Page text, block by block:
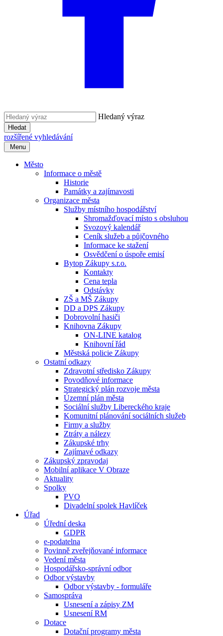
Hledaný výraz
Hledat
rozšířené vyhledávání
Menu
Město
Informace o městě
Historie
Památky a zajímavosti
Organizace města
Služby místního hospodářství
Shromažďovací místo s obsluhou
Svozový kalendář
Ceník služeb a půjčovného
Informace ke stažení
Osvědčení o úspoře emisí
Bytop Zákupy s.r.o.
Kontakty
Cena tepla
Odstávky
ZŠ a MŠ Zákupy
DD a DPS Zákupy
Dobrovolní hasiči
Knihovna Zákupy
ON-LINE katalog
Knihovní řád
Městská policie Zákupy
Ostatní odkazy
Zdravotní středisko Zákupy
Povodňové informace
Strategický plán rozvoje města
Územní plán města
Sociální služby Libereckého kraje
Komunitní plánování sociálních služeb
Firmy a služby
Ztráty a nálezy
Zákupské trhy
Zajímavé odkazy
Zákupský zpravodaj
Mobilní aplikace V Obraze
Aktuality
Spolky
PVO
Divadelní spolek Havlíček
Úřad
Úřední deska
GDPR
e-podatelna
Povinně zveřejňované informace
Vedení města
Hospodářsko-správní odbor
Odbor výstavby
Odbor výstavby - formuláře
Samospráva
Usnesení a zápisy ZM
Usnesení RM
Dotace
Dotační programy města